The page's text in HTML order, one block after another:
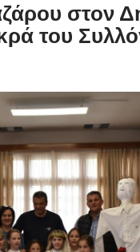
στον
του